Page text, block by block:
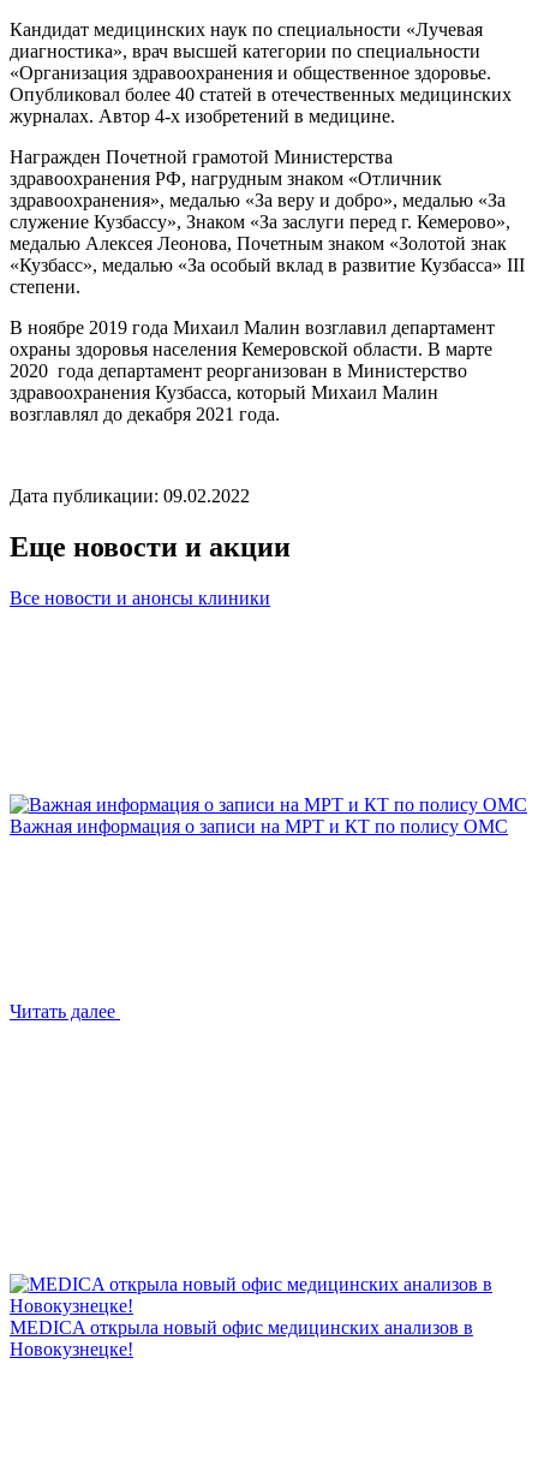
Кандидат медицинских наук по специальности «Лучевая
диагностика», врач высшей категории по специальности
«Организация здравоохранения и общественное здоровье.
Опубликовал более 40 статей в отечественных медицинских
журналах. Автор 4-х изобретений в медицине.
Награжден Почетной грамотой Министерства
здравоохранения РФ, нагрудным знаком «Отличник
здравоохранения», медалью «За веру и добро», медалью «За
служение Кузбассу», Знаком «За заслуги перед г. Кемерово»,
медалью Алексея Леонова, Почетным знаком «Золотой знак
«Кузбасс», медалью «За особый вклад в развитие Кузбасса» III
степени.
В ноябре 2019 года Михаил Малин возглавил департамент
охраны здоровья населения Кемеровской области. В марте
2020 года департамент реорганизован в Министерство
здравоохранения Кузбасса, который Михаил Малин
возглавлял до декабря 2021 года.
Дата публикации: 09.02.2022
Еще новости и акции
Все новости и анонсы клиники
Важная информация о записи на МРТ и КТ по полису ОМС
Читать далее
MEDICA открыла новый офис медицинских анализов в
Новокузнецке!